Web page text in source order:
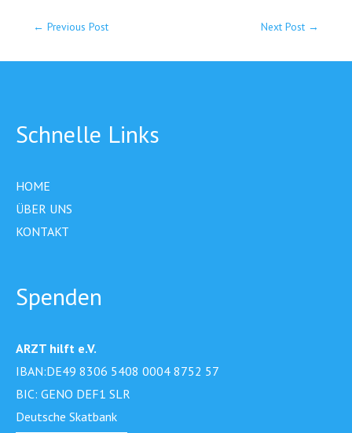
← Previous Post Next Post →
Schnelle Links
HOME
ÜBER UNS
KONTAKT
Spenden
ARZT hilft e.V.
IBAN:DE49 8306 5408 0004 8752 57
BIC: GENO DEF1 SLR
Deutsche Skatbank